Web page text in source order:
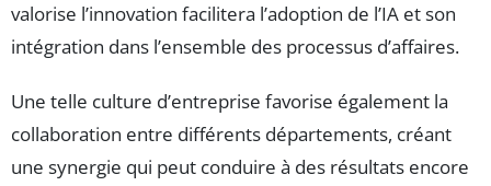
valorise l’innovation facilitera l’adoption de l’IA et son
intégration dans l’ensemble des processus d’affaires.
Une telle culture d’entreprise favorise également la
collaboration entre différents départements, créant
une synergie qui peut conduire à des résultats encore